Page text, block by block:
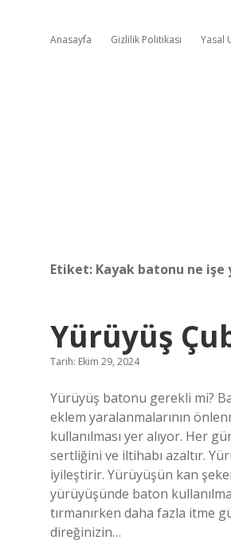
Anasayfa Gizlilik Politikası Yasal
Etiket: Kayak batonu ne işe
Yürüyüş
Tarih: Ekim 29, 2024
Yürüyüş batonu gerekli mi?
eklem yaralanmalarının
kullanılması yer alıyor. Her
sertliğini ve iltihabı azaltır.
iyileştirir. Yürüyüşün kan
yürüyüşünde baton
tırmanırken daha fazla itme
direğinizin…